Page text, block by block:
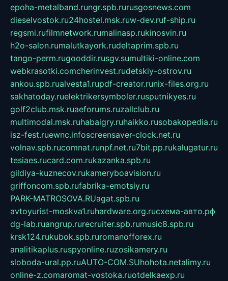
epoha-metalband.rungr.spb.rurusgosnews.com
dieselvostok.ru24hostel.msk.ruw-dev.ruf-ship.ru
regsmi.rufilmnetwork.rumalinasp.rukinosvin.ru
h2o-salon.rumalutkayork.rudeltaprim.spb.ru
tango-perm.rugooddir.rusgv.sumultiki-online.com
webkrasotki.comcherinvest.rudetskiy-ostrov.ru
ankou.spb.rualvesta1.rupdf-creator.runix-files.org.ru
sakhatoday.ruelektrikersymboler.rusputnikyes.ru
golf2club.msk.ruaeforums.ruzallclub.ru
multimodal.msk.ruhabaigry.ruhaikko.rusobakopedia.ru
isz-fest.ruewnc.infoscreensaver-clock.net.ru
volnav.spb.rucomnat.runpf.net.ru7bit.pp.rukalugatur.ru
tesiaes.rucard.com.rukazanka.spb.ru
gildiya-kuznecov.rukameryboavision.ru
griffoncom.spb.rufabrika-emotsiy.ru
PARK-MATROSOVA.RUagat.spb.ru
avtoyurist-moskva1.ruhardware.org.ruсхема-авто.рф
dg-lab.ruangrup.rurecruiter.spb.rumusic8.spb.ru
krsk124.rukubok.spb.ruromanofforex.ru
analitikaplus.ruspyonline.ruzosikamery.ru
sloboda-ural.pp.ruAUTO-COM.SUhohota.netalimy.ru
online-z.comaromat-vostoka.ruotdelkaexp.ru